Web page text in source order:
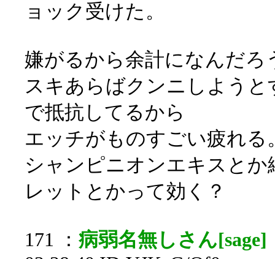
ョック受けた。
嫌がるから余計になんだろ
スキあらばクンニしよう
で抵抗してるから
エッチがものすごい疲れる
シャンピニオンエキスと
レットとかって効く？
171 ： 病弱名無しさん[sage]